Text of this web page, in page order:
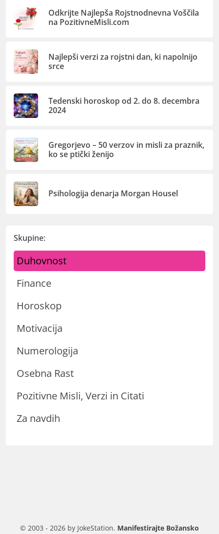
Odkrijte Najlepša Rojstnodnevna Voščila
na PozitivneMisli.com
Najlepši verzi za rojstni dan, ki napolnijo
srce
Tedenski horoskop od 2. do 8. decembra
2024
Gregorjevo – 50 verzov in misli za praznik,
ko se ptički ženijo
Psihologija denarja Morgan Housel
Skupine:
Duhovnost
Finance
Horoskop
Motivacija
Numerologija
Osebna Rast
Pozitivne Misli, Verzi in Citati
Za navdih
© 2003 - 2026 by JokeStation. Manifestirajte Božansko